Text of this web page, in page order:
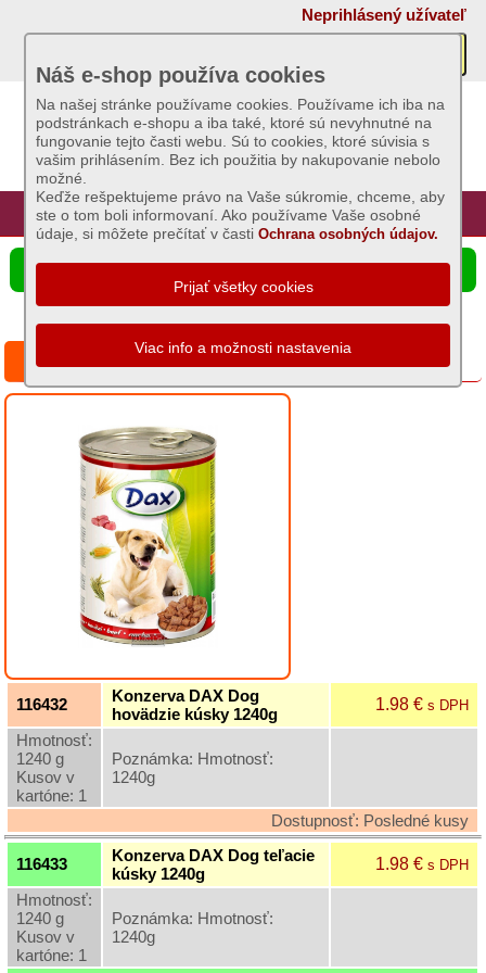
Neprihlásený užívateľ
Úvod Hlavná stránka Prihlásenie Registrácia
Náš e-shop používa cookies
Na našej stránke používame cookies. Používame ich iba na
podstránkach e-shopu a iba také, ktoré sú nevyhnutné na
fungovanie tejto časti webu. Sú to cookies, ktoré súvisia s
vašim prihlásením. Bez ich použitia by nakupovanie nebolo
možné.
Keďže rešpektujeme právo na Vaše súkromie, chceme, aby
ste o tom boli informovaní. Ako používame Vaše osobné
údaje, si môžete prečítať v častiOchrana osobných údajov.
☰ Ponuka produktov
Akcie
Sviečky
Umelé
kvety
Semená
osivá
Grilovací
Domáce
potreby
Ostatný
sortiment
Záhradná
a
dekoračná
keramika
Séria: Konzerva DAX Dog 1240g
116432
Konzerva DAX Dog
hovädzie kúsky 1240g
1.98 €s DPH
Hmotnosť:
1240 g
Kusov v
kartóne: 1
Poznámka: Hmotnosť:
1240g
Dostupnosť: Posledné kusy
116433
Konzerva DAX Dog teľacie
kúsky 1240g
1.98 €s DPH
Hmotnosť:
1240 g
Kusov v
kartóne: 1
Poznámka: Hmotnosť:
1240g